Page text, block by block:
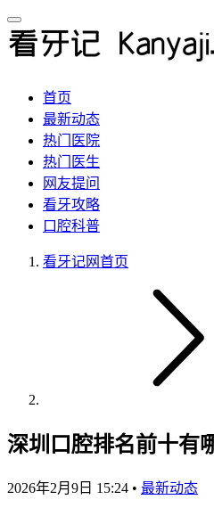
首页
最新动态
热门医院
热门医生
网友提问
看牙攻略
口腔科普
看牙记网首页
深圳口腔排名前十有
2026年2月9日 15:24 • 最新动态